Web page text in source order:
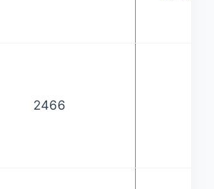
2466